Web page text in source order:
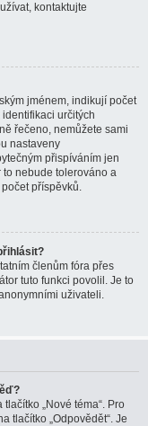
kontaktujte
jménem, indikují počet
určitých
řečeno, nemůžete sami
nastaveny
přispíváním jen
to nebude tolerováno a
příspěvků.
členům fóra přes
tuto funkci povolil. Je to
uživateli.
„Nové téma“. Pro
tlačítko „Odpovědět“. Je